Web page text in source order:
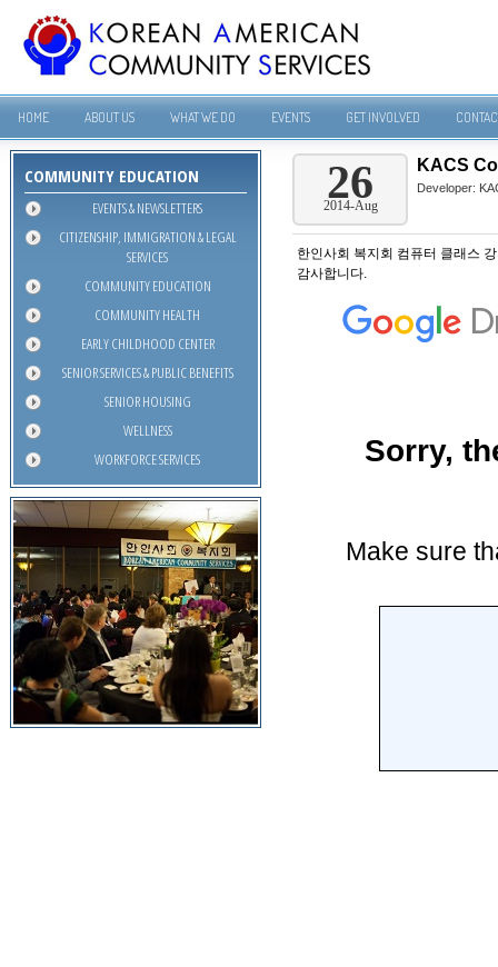
HOME ABOUT US WHAT WE DO EVENTS GET INVOLVED
COMMUNITY EDUCATION
EVENTS & NEWSLETTERS
CITIZENSHIP, IMMIGRATION & LEGAL
SERVICES
COMMUNITY EDUCATION
COMMUNITY HEALTH
EARLY CHILDHOOD CENTER
SENIOR SERVICES & PUBLIC BENEFITS
SENIOR HOUSING
WELLNESS
WORKFORCE SERVICES
26
2014-Aug
KACS
Developer:
한인사회 복지회 컴퓨터 클래스
감사합니다.